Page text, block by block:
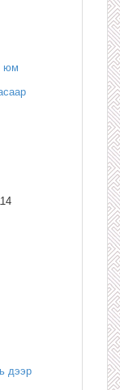
юм
дээр